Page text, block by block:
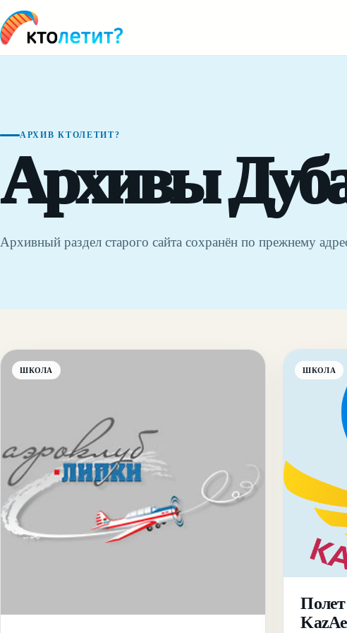
АРХИВ КТОЛЕТИТ?
Архивы
Архивный раздел старого сайта сохранён по прежнему
ШКОЛА ШКОЛА
Полет